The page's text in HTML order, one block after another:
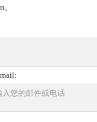
入您的邮件或电话